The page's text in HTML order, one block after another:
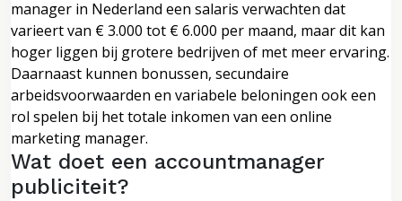
manager in Nederland een salaris verwachten dat
varieert van € 3.000 tot € 6.000 per maand, maar dit kan
hoger liggen bij grotere bedrijven of met meer ervaring.
Daarnaast kunnen bonussen, secundaire
arbeidsvoorwaarden en variabele beloningen ook een
rol spelen bij het totale inkomen van een online
marketing manager.
Wat doet een accountmanager
publiciteit?